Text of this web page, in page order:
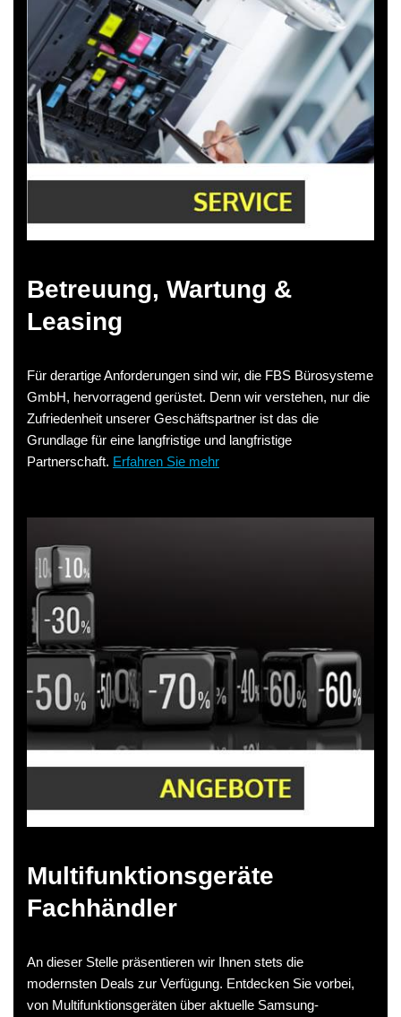
Betreuung, Wartung &
Leasing
Für derartige Anforderungen sind wir, die FBS Bürosysteme
GmbH, hervorragend gerüstet. Denn wir verstehen, nur die
Zufriedenheit unserer Geschäftspartner ist das die
Grundlage für eine langfristige und langfristige
Partnerschaft. Erfahren Sie mehr
Multifunktionsgeräte
Fachhändler
An dieser Stelle präsentieren wir Ihnen stets die
modernsten Deals zur Verfügung. Entdecken Sie vorbei,
von Multifunktionsgeräten über aktuelle Samsung-